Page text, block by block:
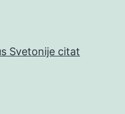
Svetonije citat